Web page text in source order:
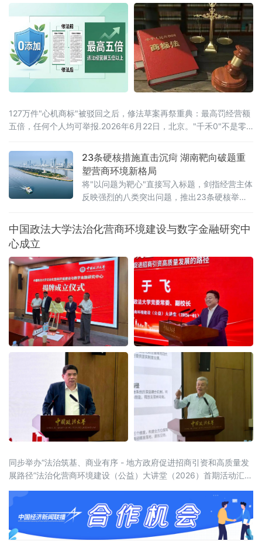
作的高质量发展，为更高水平平安辽宁、法治
辽宁建设注入坚实的司法民主动能。会议第一
时间传达了辽宁省委常委、政法委书记郑艺对
全省人
127万件"心机商标"被驳回之后，修法草案再祭重典：最高罚经营额
五倍，任何个人均可举报.2026年6月22日，北京。"千禾0"不是零
些让消费者频频踩坑的文字不过是一个注册商标，而非产品承诺
时，法律终于要动手了。6月22日，全国人大常委会法工委披露，商
标法修订草案二次审议稿将提请6月23日开幕的十四
23条硬核措施直击沉疴 湖南靶向破题重
塑营商环境新格局
将"以问题为靶心"直接写入标题，剑指经营主体
反映强烈的八类突出问题，推出23条硬核举
向全省营商环境的堵点痛点发起集中攻坚。精
准聚焦：八大领域，靶向施策与以往温和表述
中国政法大学法治化营商环境建设与数字金融研究中
心成立
同步举办“法治筑基、商业有序 - 地方政府促进招商引资和高质量发
展路径”法治化营商环境建设（公益）大讲堂（2026）首期活动汇聚
同聚焦法治化营商环境建设的理论前沿与实践路径。中国政法大学
党委常委、副校长于飞，全国政协委员、中国政法